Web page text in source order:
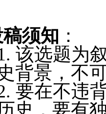
须知 ：
该选题为
背景，不
要在不违
史，要有